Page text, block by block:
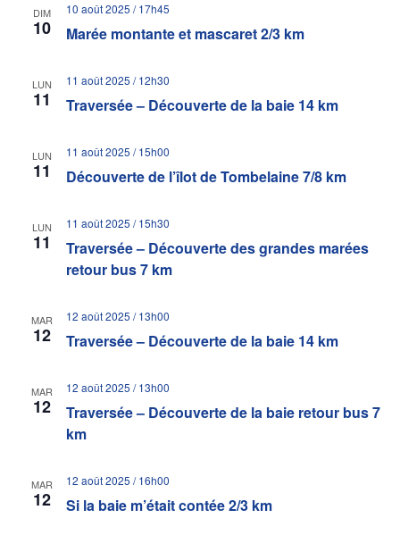
DIM
10 Marée montante et mascaret 2/3 km
10 août 2025 / 17h45
LUN
11 Traversée – Découverte de la baie 14 km
11 août 2025 / 12h30
LUN
11 Découverte de l’îlot de Tombelaine 7/8 km
11 août 2025 / 15h00
LUN
11
Traversée – Découverte des grandes marées
retour bus 7 km
11 août 2025 / 15h30
MAR
12 Traversée – Découverte de la baie 14 km
12 août 2025 / 13h00
MAR
12
Traversée – Découverte de la baie retour bus 7
km
12 août 2025 / 13h00
MAR
12 Si la baie m’était contée 2/3 km
12 août 2025 / 16h00